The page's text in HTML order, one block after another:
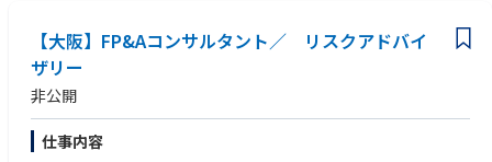
・品質リスクの特定・評価・モニタリング体制構築
・品質不祥事や品質問題発生時の第三者調査・再発防止策立案支援
・サプライチェーン全体における品質管理体制の強化支援
【大阪】FP&Aコンサルタント／ リスクアドバイ
ザリー
非公開
仕事内容